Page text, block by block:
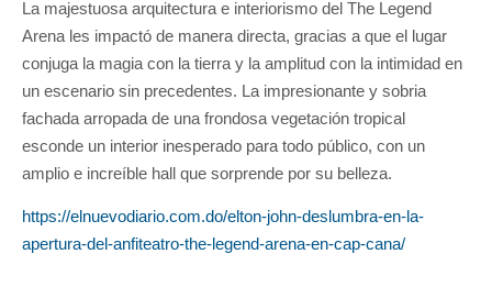
La majestuosa arquitectura e interiorismo del The Legend
Arena les impactó de manera directa, gracias a que el lugar
conjuga la magia con la tierra y la amplitud con la intimidad en
un escenario sin precedentes. La impresionante y sobria
fachada arropada de una frondosa vegetación tropical
esconde un interior inesperado para todo público, con un
amplio e increíble hall que sorprende por su belleza.
https://elnuevodiario.com.do/elton-john-deslumbra-en-la-
apertura-del-anfiteatro-the-legend-arena-en-cap-cana/